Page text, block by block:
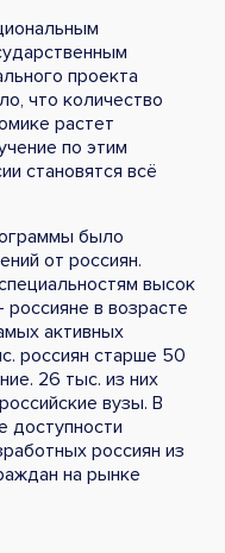
проекта
что количество
растет
по этим
становятся всё
было
от россиян.
высок
в возрасте
активных
россиян старше 50
26 тыс. из них
вузы. В
доступности
россиян из
на рынке